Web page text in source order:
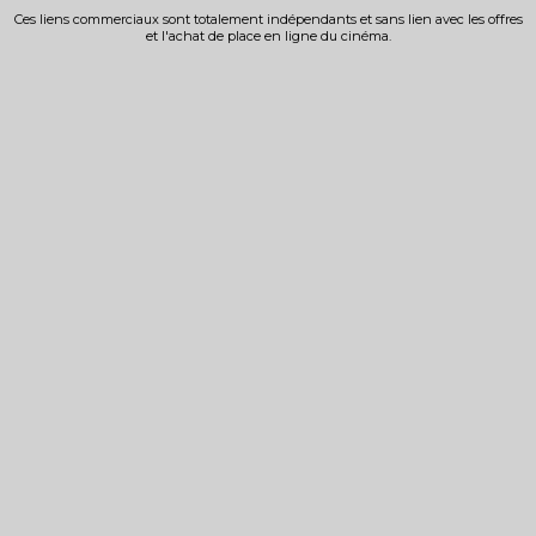
Ces liens commerciaux sont totalement indépendants et sans lien avec les offres
et l'achat de place en ligne du cinéma.